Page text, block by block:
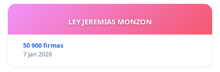
7 años
▪ 2024 Campeón Tobal de Club Unión - Fem Sub 10
▪ Súper campeones 2021 / 2022 / 2023, primer
LEY JEREMIAS MONZON
50 900 firmas
7 Jan 2026